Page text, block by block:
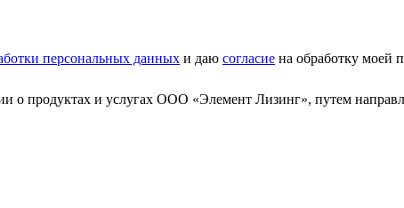
персональных данных и даю согласие на обработку моей
о продуктах и услугах ООО «Элемент Лизинг», путем